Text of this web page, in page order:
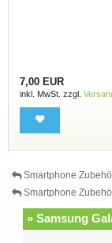
7,00 EUR
inkl. MwSt. zzgl.
Smartphone
Smartphone
» Samsung